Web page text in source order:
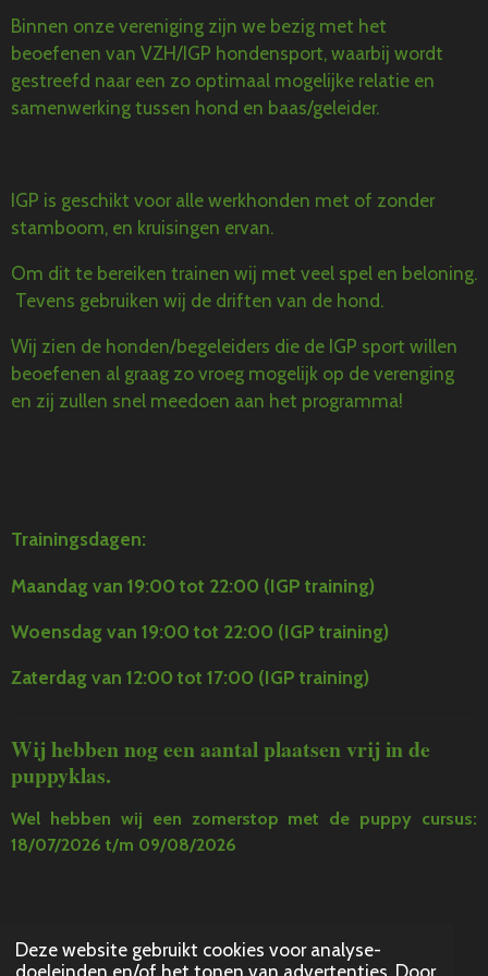
Deze website gebruikt cookies voor analyse-
doeleinden en/of het tonen van advertenties. Door
Binnen onze vereniging zijn we bezig met het
beoefenen van VZH/IGP hondensport, waarbij wordt
gestreefd naar een zo optimaal mogelijke relatie en
samenwerking tussen hond en baas/geleider.
IGP is geschikt voor alle werkhonden met of zonder
stamboom, en kruisingen ervan.
Om dit te bereiken trainen wij met veel spel en beloning.
Tevens gebruiken wij de driften van de hond.
Wij zien de honden/begeleiders die de IGP sport willen
beoefenen al graag zo vroeg mogelijk op de verenging
en zij zullen snel meedoen aan het programma!
Trainingsdagen:
Maandag van 19:00 tot 22:00 (IGP training)
Woensdag van 19:00 tot 22:00 (IGP training)
Zaterdag van 12:00 tot 17:00 (IGP training)
Wij hebben nog een aantal plaatsen vrij in de
puppyklas.
Wel hebben wij een zomerstop met de puppy cursus:
18/07/2026 t/m 09/08/2026
© 2021 - 2024